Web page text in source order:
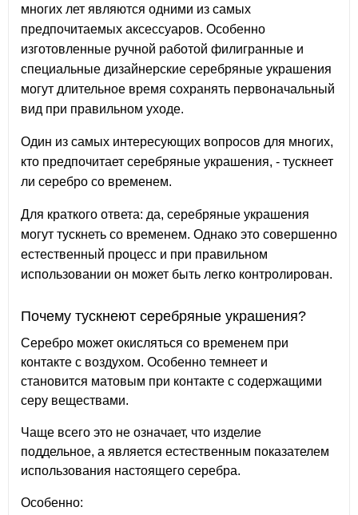
многих лет являются одними из самых
предпочитаемых аксессуаров. Особенно
изготовленные ручной работой филигранные и
специальные дизайнерские серебряные украшения
могут длительное время сохранять первоначальный
вид при правильном уходе.
Один из самых интересующих вопросов для многих,
кто предпочитает серебряные украшения, - тускнеет
ли серебро со временем.
Для краткого ответа: да, серебряные украшения
могут тускнеть со временем. Однако это совершенно
естественный процесс и при правильном
использовании он может быть легко контролирован.
Почему тускнеют серебряные украшения?
Серебро может окисляться со временем при
контакте с воздухом. Особенно темнеет и
становится матовым при контакте с содержащими
серу веществами.
Чаще всего это не означает, что изделие
поддельное, а является естественным показателем
использования настоящего серебра.
Особенно: